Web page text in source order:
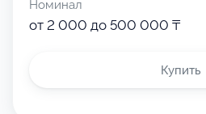
Номинал
от 2 000 до 500 000 ₸
Купить